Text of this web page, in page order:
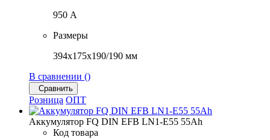
950 A
Размеры
394x175x190/190 мм
В сравнении ()
Сравнить
Розница ОПТ
Аккумулятор FQ DIN EFB LN1-E55 55Ah
Код товара